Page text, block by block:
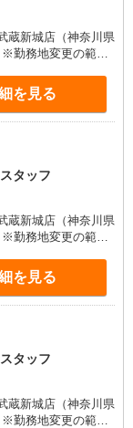
新城店（神奈川県
を見る
タッフ
新城店（神奈川県
を見る
タッフ
新城店（神奈川県